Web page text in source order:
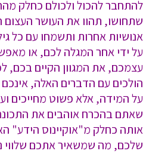
להתחבר להכול ולכולם כחלק
שתחושו, תהוו את העושר העצום
אנושיות אחרות ותשמחו עם כל
על ידי אחר המגלה לכם, או
עצמכם, את המגוון הקיים
הולכים עם הדברים האלה,
על המידה, אלא פשוט מחייכים
שאתם בהכרח אוהבים את
אותה כחלק מ"אוקיינוס הידע"
שלכם, מה שמשאיר אתכם שלווי